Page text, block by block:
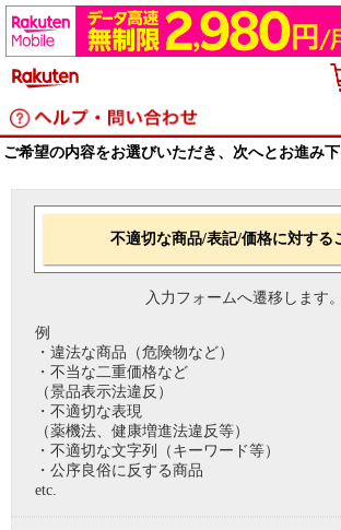
ご希望の内容をお選びいただき、次へとお進み下
不適切な商品/表記/価格に対する
入力フォームへ遷移します。
例
・違法な商品（危険物など）
・不当な二重価格など
（景品表示法違反）
・不適切な表現
（薬機法、健康増進法違反等）
・不適切な文字列（キーワード等）
・公序良俗に反する商品
etc.